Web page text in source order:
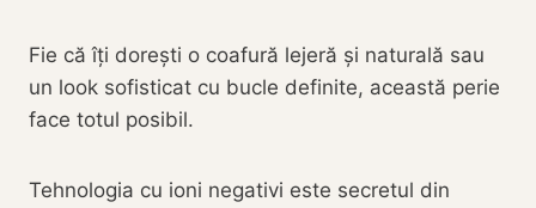
Fie că îți dorești o coafură lejeră și naturală sau
un look sofisticat cu bucle definite, această perie
face totul posibil.
Tehnologia cu ioni negativi este secretul din